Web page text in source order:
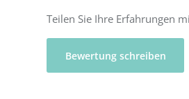
Teilen Sie Ihre Erfahrungen
Bewertung schreiben